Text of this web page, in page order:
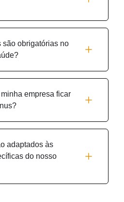
são obrigatórias no
empresa ficar
adaptados às
do nosso